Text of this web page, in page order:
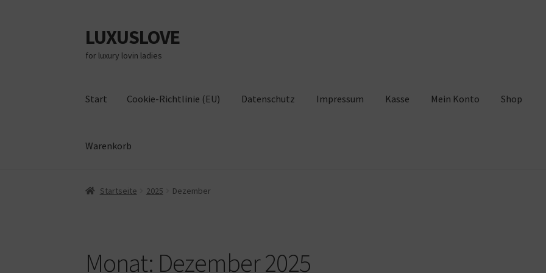
Zur
Navigation
springen
Zum
Inhalt
springen
LUXUSLOVE
for luxury lovin ladies
Start Cookie-Richtlinie (EU) Datenschutz Impressum Kasse Mein Konto Shop
Warenkorb
Start Cookie-Richtlinie (EU)
Startseite 2025 Dezember
Monat: Dezember 2025